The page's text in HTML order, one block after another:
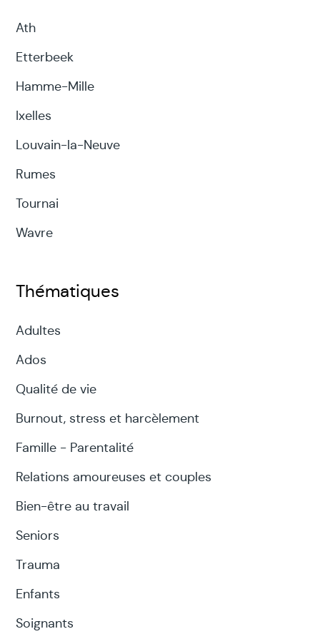
Ath
Etterbeek
Hamme-Mille
Ixelles
Louvain-la-Neuve
Rumes
Tournai
Wavre
Thématiques
Adultes
Ados
Qualité de vie
Burnout, stress et harcèlement
Famille - Parentalité
Relations amoureuses et couples
Bien-être au travail
Seniors
Trauma
Enfants
Soignants